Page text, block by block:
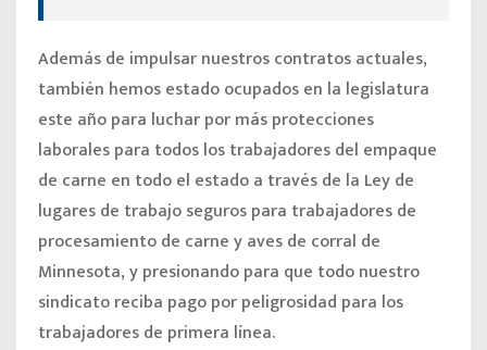
Además de impulsar nuestros contratos actuales,
también hemos estado ocupados en la legislatura
este añopara luchar por más protecciones
laboralespara todos los trabajadores del empaque
de carne en todo el estado a través de la Ley de
lugares de trabajo seguros para trabajadores de
procesamiento de carne y aves de corral de
Minnesota, y presionando para que todo nuestro
sindicato reciba pago por peligrosidad para los
trabajadores de primera línea.